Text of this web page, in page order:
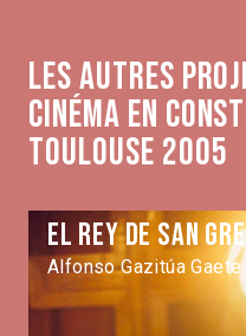
Les autres
Cinéma en
Toulouse 2005
El rey de San
Alfonso Gazitúa Gaete